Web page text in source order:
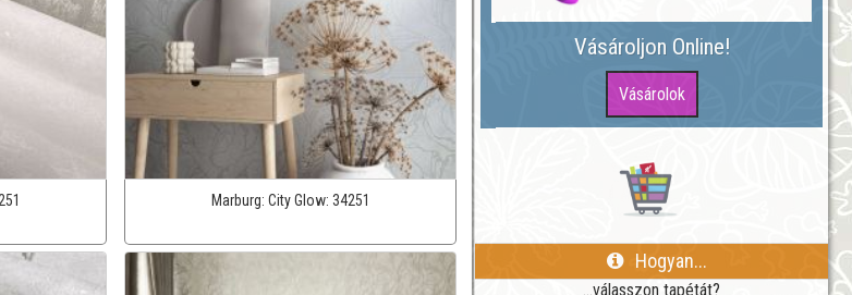
Marburg: City Glow: 34251
Vásároljon Online!
Hogyan...
...válasszon tapétát?